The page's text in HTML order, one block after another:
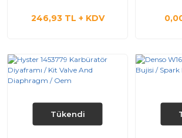
246,93 TL + KDV
Tükendi